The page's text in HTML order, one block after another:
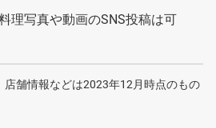
理写真や動画のSNS投稿は可
舗情報などは2023年12月時点のもの